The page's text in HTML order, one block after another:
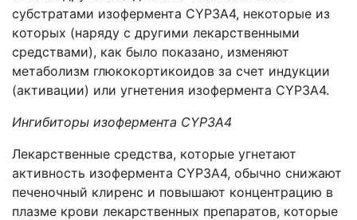
субстратами изофермента CYP3A4, некоторые из
которых (наряду с другими лекарственными
средствами), как было показано, изменяют
метаболизм глюкокортикоидов за счет индукции
(активации) или угнетения изофермента CYP3A4.
Ингибиторы изофермента CYP3A4
Лекарственные средства, которые угнетают
активность изофермента CYP3A4, обычно снижают
печеночный клиренс и повышают концентрацию в
плазме крови лекарственных препаратов, которые